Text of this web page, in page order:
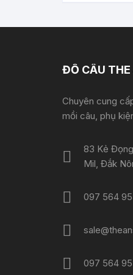
ĐỒ CÂU
Chuyên cung
mồi câu, phụ
83 Kẻ
Mil, Đắk
097 564
097 564